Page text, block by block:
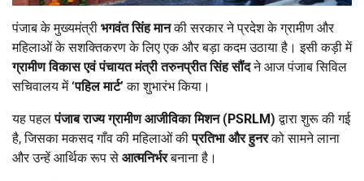
पंजाब के मुख्यमंत्री भगवंत सिंह मानकी सरकार ने प्रदेश के ग्रामीण और
महिलाओं के सशक्तिकरण के लिए एक और बड़ा कदम उठाया है। इसी कड़ी में
ग्रामीण विकास एवं पंचायत मंत्री तरुनप्रीत सिंह सौंंदने आज पंजाब सिविल
सचिवालय में‘पहिल मार्ट’ का शुभारंभ किया।
यह पहलपंजाब राज्य ग्रामीण आजीविका मिशन (PSRLM) द्वारा शुरू की गई
है, जिसका मकसद गाँव की महिलाओं कीप्रतिभा और हुनरको सामने लाना
और उन्हें आर्थिक रूप से आत्मनिर्भरबनाना है।